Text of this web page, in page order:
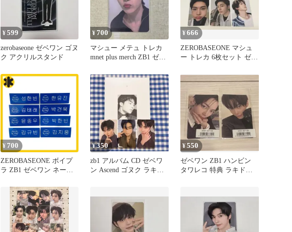
¥599
zerobaseone ゼベワン ゴヌ
ク アクリルスタンド
¥700
マシュー メテュ トレカ
mnet plus merch ZB1 ゼベ
¥666
ZEROBASEONE マシュ
ー トレカ 6枚セット ゼベ
¥ 700
ZEROBASEONE ボイプ
ラ ZB1 ゼベワン ネーム
¥350
zb1 アルバム CD ゼベワ
ン Ascend ゴヌク ラキド
¥550
ゼベワン ZB1 ハンビン
タワレコ 特典 ラキドロ